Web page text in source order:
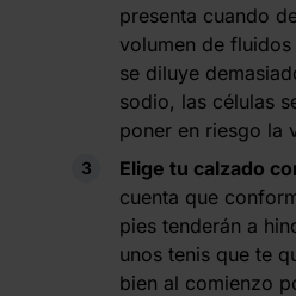
presenta cuando
volumen de
se diluye
sodio, las células
poner en riesgo la
Elige tu calzado
cuenta que
pies tenderán a
unos tenis que te
bien al comienzo